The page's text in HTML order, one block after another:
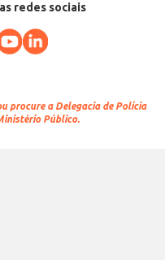
redes sociais
procure a Delegacia de Polícia
Público.